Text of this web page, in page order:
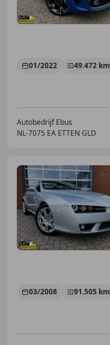
01/2022 49.472 km
Autobedrijf Ebus
NL-7075 EA ETTEN GLD
03/2008 91.505 km